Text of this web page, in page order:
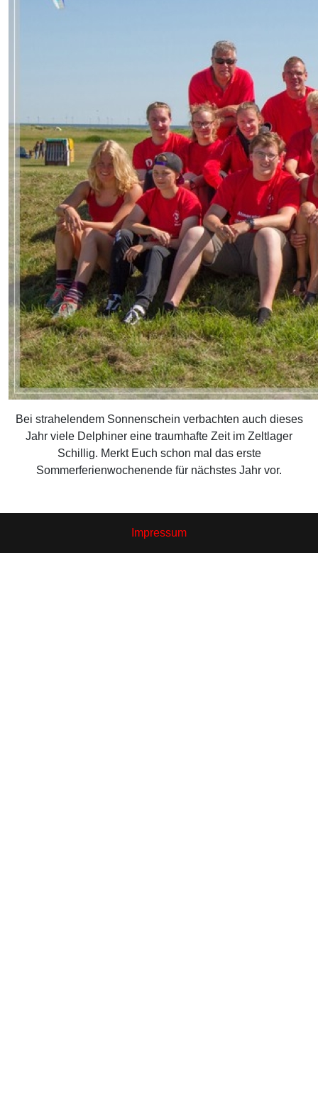
Bei strahelendem Sonnenschein verbachten auch dieses
Jahr viele Delphiner eine traumhafte Zeit im Zeltlager
Schillig. Merkt Euch schon mal das erste
Sommerferienwochenende für nächstes Jahr vor.
Impressum